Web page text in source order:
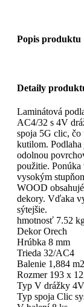
Popis produktu
Detaily
Laminátová
AC4/32 s 4V
spoja 5G clic, čo
kutilom.
odolnou
použitie.
vysokým
WOOD
dekory. Vďaka
sýtejšie.
hmotnosť 7.52
Dekor Orech
Hrúbka 8 mm
Trieda 32/AC4
Balenie 1,884 m2
Rozmer 193 x
Typ V drážky 4V
Typ spoja Clic